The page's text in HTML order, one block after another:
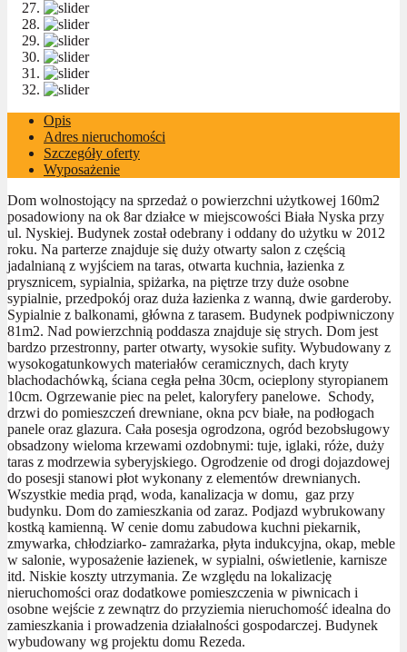
Opis
Adres nieruchomości
Szczegóły oferty
Wyposażenie
Dom wolnostojący na sprzedaż o powierzchni użytkowej 160m2
posadowiony na ok 8ar działce w miejscowości Biała Nyska przy
ul. Nyskiej. Budynek został odebrany i oddany do użytku w 2012
roku. Na parterze znajduje się duży otwarty salon z częścią
jadalnianą z wyjściem na taras, otwarta kuchnia, łazienka z
prysznicem, sypialnia, spiżarka, na piętrze trzy duże osobne
sypialnie, przedpokój oraz duża łazienka z wanną, dwie garderoby.
Sypialnie z balkonami, główna z tarasem. Budynek podpiwniczony
81m2. Nad powierzchnią poddasza znajduje się strych. Dom jest
bardzo przestronny, parter otwarty, wysokie sufity. Wybudowany z
wysokogatunkowych materiałów ceramicznych, dach kryty
blachodachówką, ściana cegła pełna 30cm, ocieplony styropianem
10cm. Ogrzewanie piec na pelet, kaloryfery panelowe. Schody,
drzwi do pomieszczeń drewniane, okna pcv białe, na podłogach
panele oraz glazura. Cała posesja ogrodzona, ogród bezobsługowy
obsadzony wieloma krzewami ozdobnymi: tuje, iglaki, róże, duży
taras z modrzewia syberyjskiego. Ogrodzenie od drogi dojazdowej
do posesji stanowi płot wykonany z elementów drewnianych.
Wszystkie media prąd, woda, kanalizacja w domu, gaz przy
budynku. Dom do zamieszkania od zaraz. Podjazd wybrukowany
kostką kamienną. W cenie domu zabudowa kuchni piekarnik,
zmywarka, chłodziarko- zamrażarka, płyta indukcyjna, okap, meble
w salonie, wyposażenie łazienek, w sypialni, oświetlenie, karnisze
itd. Niskie koszty utrzymania. Ze względu na lokalizację
nieruchomości oraz dodatkowe pomieszczenia w piwnicach i
osobne wejście z zewnątrz do przyziemia nieruchomość idealna do
zamieszkania i prowadzenia działalności gospodarczej. Budynek
wybudowany wg projektu domu Rezeda.